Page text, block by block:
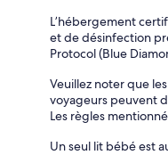
L’hébergement
et de désinfection
Protocol (Blue
Veuillez noter que
voyageurs peuvent
Les règles
Un seul lit bébé est